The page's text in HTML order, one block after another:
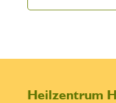
Heilzentrum